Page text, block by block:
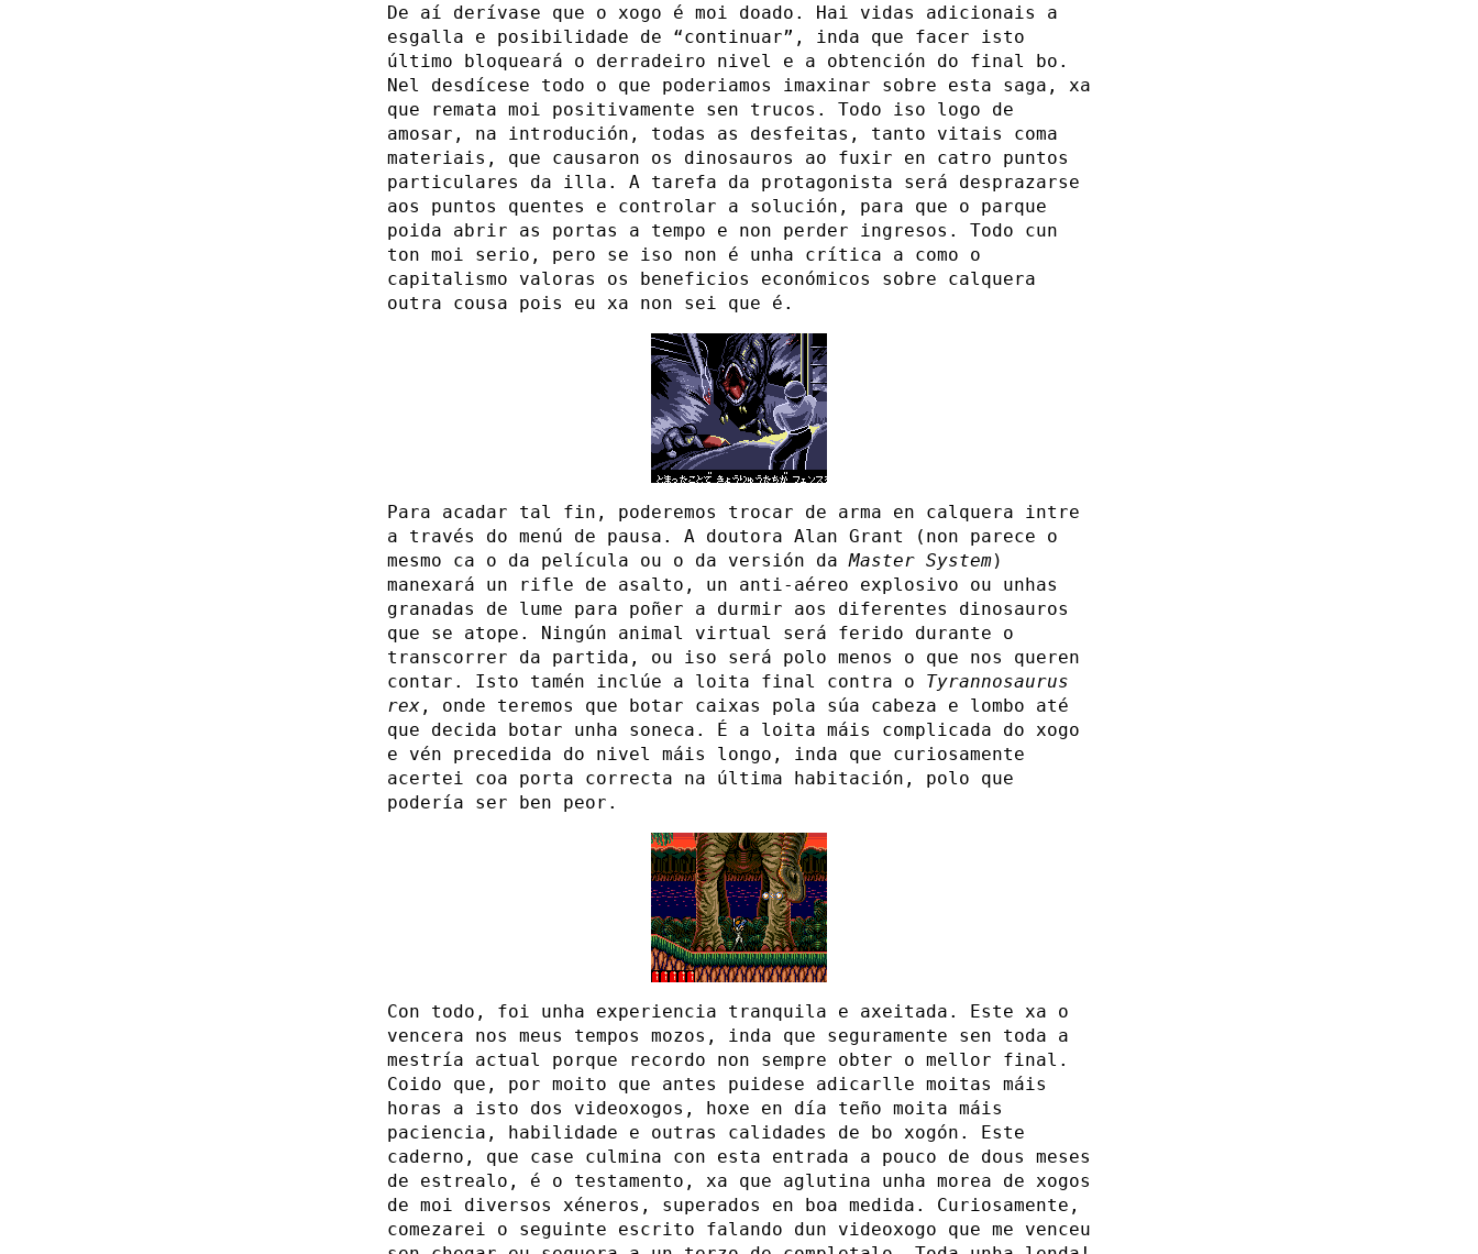
De aí derívase que o xogo é moi doado. Hai vidas adicionais a
esgalla e posibilidade de “continuar”, inda que facer isto
último bloqueará o derradeiro nivel e a obtención do final bo.
Nel desdícese todo o que poderiamos imaxinar sobre esta saga, xa
que remata moi positivamente sen trucos. Todo iso logo de
amosar, na introdución, todas as desfeitas, tanto vitais coma
materiais, que causaron os dinosauros ao fuxir en catro puntos
particulares da illa. A tarefa da protagonista será desprazarse
aos puntos quentes e controlar a solución, para que o parque
poida abrir as portas a tempo e non perder ingresos. Todo cun
ton moi serio, pero se iso non é unha crítica a como o
capitalismo valoras os beneficios económicos sobre calquera
outra cousa pois eu xa non sei que é.
Para acadar tal fin, poderemos trocar de arma en calquera intre
a través do menú de pausa. A doutora Alan Grant (non parece o
mesmo ca o da película ou o da versión daMaster System)
manexará un rifle de asalto, un anti-aéreo explosivo ou unhas
granadas de lume para poñer a durmir aos diferentes dinosauros
que se atope. Ningún animal virtual será ferido durante o
transcorrer da partida, ou iso será polo menos o que nos queren
contar. Isto tamén inclúe a loita final contra o Tyrannosaurus
rex , onde teremos que botar caixas pola súa cabeza e lombo até
que decida botar unha soneca. É a loita máis complicada do xogo
e vén precedida do nivel máis longo, inda que curiosamente
acertei coa porta correcta na última habitación, polo que
podería ser ben peor.
Con todo, foi unha experiencia tranquila e axeitada. Este xa o
vencera nos meus tempos mozos, inda que seguramente sen toda a
mestría actual porque recordo non sempre obter o mellor final.
Coido que, por moito que antes puidese adicarlle moitas máis
horas a isto dos videoxogos, hoxe en día teño moita máis
paciencia, habilidade e outras calidades de bo xogón. Este
caderno, que case culmina con esta entrada a pouco de dous meses
de estrealo, é o testamento, xa que aglutina unha morea de xogos
de moi diversos xéneros, superados en boa medida. Curiosamente,
comezarei o seguinte escrito falando dun videoxogo que me venceu